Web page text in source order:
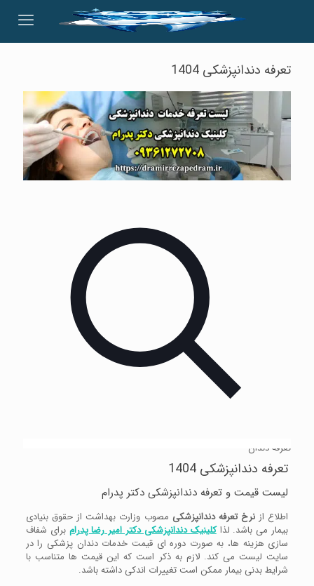
تعرفه دندانپزشکی 1404
تعرفه دندان
تعرفه دندانپزشکی 1404
لیست قیمت و تعرفه دندانپزشکی دکتر پدرام
اطلاع ازنرخ تعرفه دندانپزشکی مصوب وزارت بهداشت از حقوق بنیادی
بیمار می باشد. لذاکلینیک دندانپزشکی دکتر امیر رضا پدرام برای شفاف
سازی هزینه ها، به صورت دوره ای قیمت خدمات دندان پزشکی را در
سایت لیست می کند. لازم به ذکر است که این قیمت ها متناسب با
شرایط بدنی بیمار ممکن است تغییرات اندکی داشته باشد.